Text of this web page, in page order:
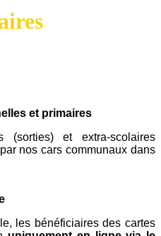
et primaires
(sorties) et extra-scolaires
nos cars communaux dans
les bénéficiaires des cartes